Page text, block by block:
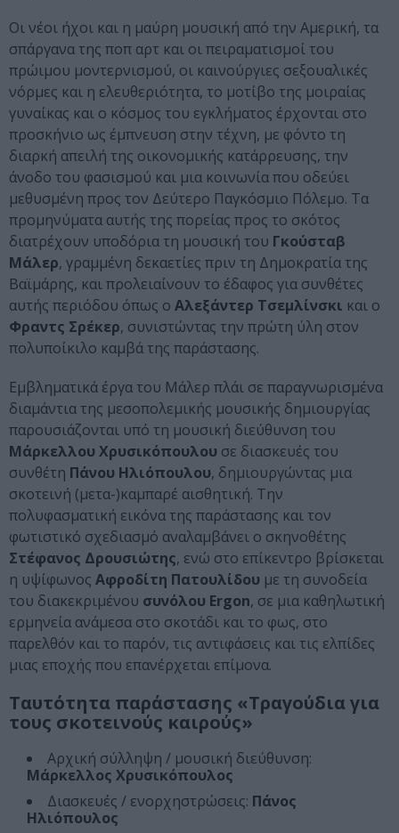
Οι νέοι ήχοι και η μαύρη μουσική από την Αμερική, τα
σπάργανα της ποπ αρτ και οι πειραματισμοί του
πρώιμου μοντερνισμού, οι καινούργιες σεξουαλικές
νόρμες και η ελευθεριότητα, το μοτίβο της μοιραίας
γυναίκας και ο κόσμος του εγκλήματος έρχονται στο
προσκήνιο ως έμπνευση στην τέχνη, με φόντο τη
διαρκή απειλή της οικονομικής κατάρρευσης, την
άνοδο του φασισμού και μια κοινωνία που οδεύει
μεθυσμένη προς τον Δεύτερο Παγκόσμιο Πόλεμο. Τα
προμηνύματα αυτής της πορείας προς το σκότος
διατρέχουν υποδόρια τη μουσική του Γκούσταβ
Μάλερ, γραμμένη δεκαετίες πριν τη Δημοκρατία της
Βαϊμάρης, και προλειαίνουν το έδαφος για συνθέτες
αυτής περιόδου όπως ο Αλεξάντερ Τσεμλίνσκι και ο
Φραντς Σρέκερ, συνιστώντας την πρώτη ύλη στον
πολυποίκιλο καμβά της παράστασης.
Εμβληματικά έργα του Μάλερ πλάι σε παραγνωρισμένα
διαμάντια της μεσοπολεμικής μουσικής δημιουργίας
παρουσιάζονται υπό τη μουσική διεύθυνση του
Μάρκελλου Χρυσικόπουλου σε διασκευές του
συνθέτη Πάνου Ηλιόπουλου, δημιουργώντας μια
σκοτεινή (μετα-)καμπαρέ αισθητική. Την
πολυφασματική εικόνα της παράστασης και τον
φωτιστικό σχεδιασμό αναλαμβάνει ο σκηνοθέτης
Στέφανος Δρουσιώτης, ενώ στο επίκεντρο βρίσκεται
η υψίφωνος Αφροδίτη Πατουλίδου με τη συνοδεία
του διακεκριμένου συνόλου Ergon, σε μια καθηλωτική
ερμηνεία ανάμεσα στο σκοτάδι και το φως, στο
παρελθόν και το παρόν, τις αντιφάσεις και τις ελπίδες
μιας εποχής που επανέρχεται επίμονα.
Ταυτότητα παράστασης «Τραγούδια για
τους σκοτεινούς καιρούς»
Αρχική σύλληψη / μουσική διεύθυνση:
Μάρκελλος Χρυσικόπουλος
Διασκευές / ενορχηστρώσεις: Πάνος
Ηλιόπουλος